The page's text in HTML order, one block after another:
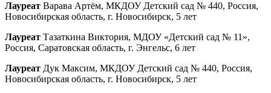
Лауреат Варава Артём, МКДОУ Детский сад № 440, Россия,
Новосибирская область, г. Новосибирск, 5 лет
Лауреат Тазаткина Виктория, МДОУ «Детский сад № 11»,
Россия, Саратовская область, г. Энгельс, 6 лет
Лауреат Дук Максим, МКДОУ Детский сад № 440, Россия,
Новосибирская область, г. Новосибирск, 5 лет